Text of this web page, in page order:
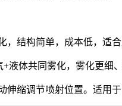
，结构简单，成本低，适合
液体共同雾化，雾化更细
伸缩调节喷射位置。 适用于